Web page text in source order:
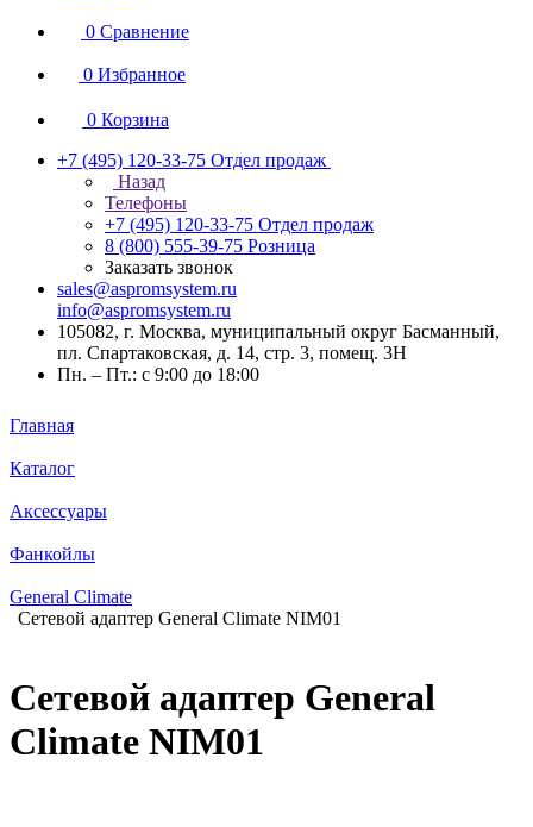
0 Сравнение
0 Избранное
0 Корзина
+7 (495) 120-33-75 Отдел продаж
Назад
Телефоны
+7 (495) 120-33-75 Отдел продаж
8 (800) 555-39-75 Розница
Заказать звонок
sales@aspromsystem.ru
info@aspromsystem.ru
105082, г. Москва, муниципальный округ Басманный,
пл. Спартаковская, д. 14, стр. 3, помещ. 3Н
Пн. – Пт.: с 9:00 до 18:00
Главная
Каталог
Аксессуары
Фанкойлы
General Climate
Сетевой адаптер General Climate NIM01
Сетевой адаптер General
Climate NIM01